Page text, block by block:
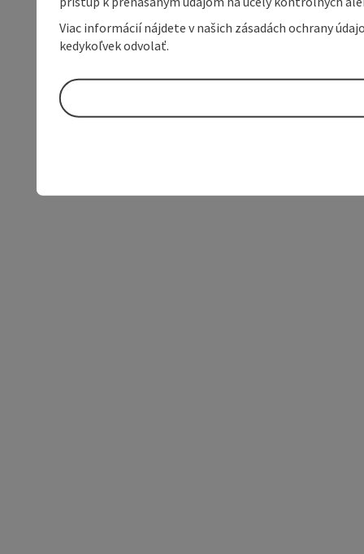
Viac informácií nájdete v našich zásadách ochrany
kedykoľvek odvolať.